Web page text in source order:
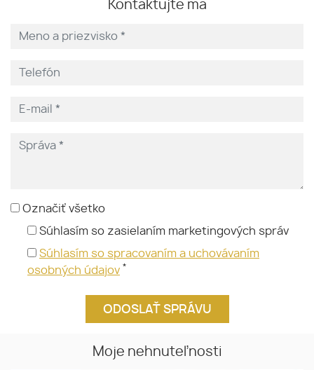
Kontaktujte ma
Označiť všetko
Súhlasím so zasielaním marketingových správ
Súhlasím so spracovaním a uchovávaním
osobných údajov *
Moje nehnuteľnosti